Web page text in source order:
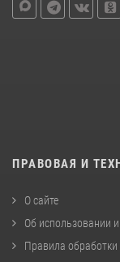
ПРАВОВАЯ И
О сайте
Об использовании
Правила